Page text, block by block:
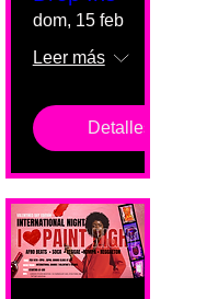
dom, 15 feb
Leer más
Detalles